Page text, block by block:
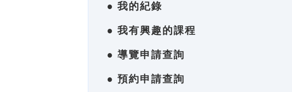
● 我的紀錄
● 我有興趣的課程
● 導覽申請查詢
● 預約申請查詢